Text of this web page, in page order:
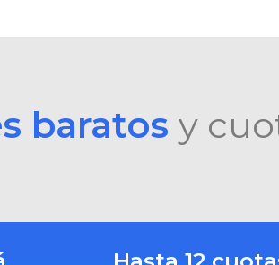
baratos y